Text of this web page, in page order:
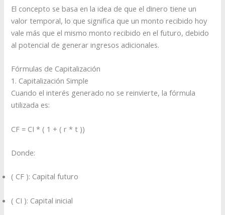
El concepto se basa en la idea de que el dinero tiene un
valor temporal, lo que significa que un monto recibido hoy
vale más que el mismo monto recibido en el futuro, debido
al potencial de generar ingresos adicionales.
Fórmulas de Capitalización
1. Capitalización Simple
Cuando el interés generado no se reinvierte, la fórmula
utilizada es:
CF = CI * ( 1 + ( r * t ))
Donde:
( CF ): Capital futuro
( CI ): Capital inicial